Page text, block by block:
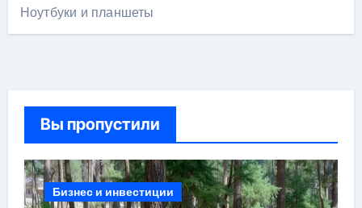
Ноутбуки и планшеты
Вы пропустили
Бизнес и инвестиции